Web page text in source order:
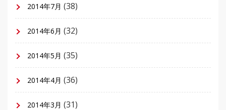
2014年7月 (38)
2014年6月 (32)
2014年5月 (35)
2014年4月 (36)
2014年3月 (31)